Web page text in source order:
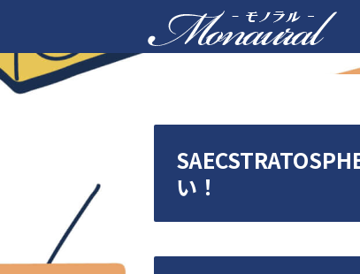
い！